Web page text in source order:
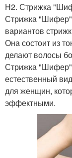
H2. Стрижка
Стрижка "Шифер"
вариантов
Она состоит из
делают волосы
Стрижка "Шифер"
естественный
для женщин,
эффектными.